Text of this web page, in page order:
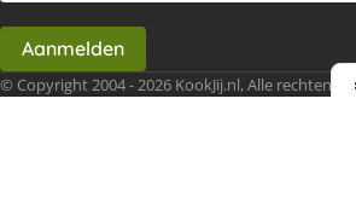
Aanmelden
© Copyright 2004 - 2026 KookJij.nl, Alle rechten